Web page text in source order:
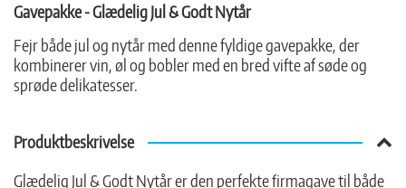
Gavepakke - Glædelig Jul & Godt Nytår
Fejr både jul og nytår med denne fyldige gavepakke, der
kombinerer vin, øl og bobler med en bred vifte af søde og
sprøde delikatesser.
Produktbeskrivelse
Glædelig Jul & Godt Nytår er den perfekte firmagave til både